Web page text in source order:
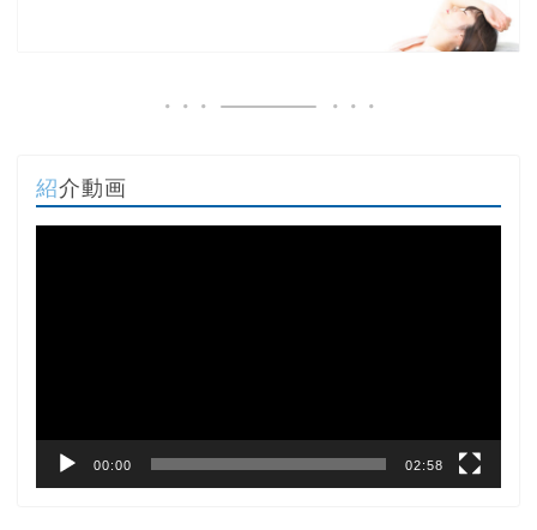
紹介動画
00:00 02:58